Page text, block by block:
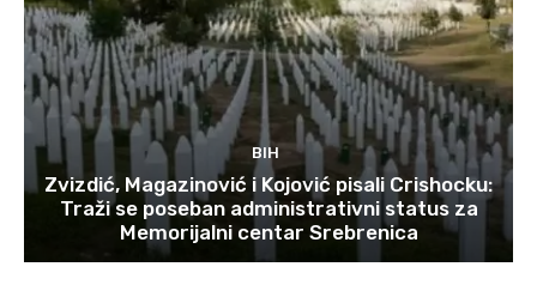
BIH
Zvizdić, Magazinović i Kojović pisali Crishocku:
Traži se poseban administrativni status za
Memorijalni centar Srebrenica